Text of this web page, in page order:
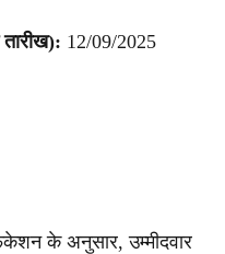
12/09/2025
के अनुसार, उम्मीदवार